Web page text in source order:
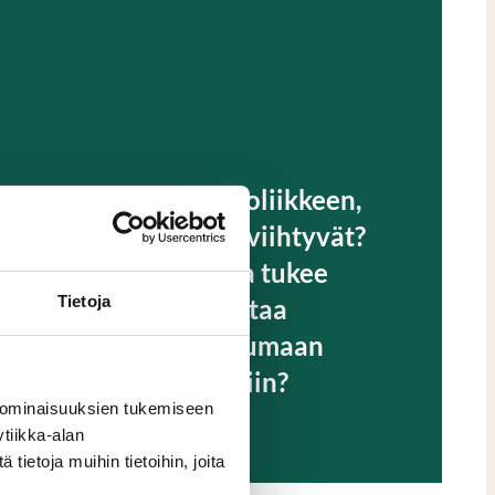
Tietoja
tukemiseen
alan
tietoja muihin tietoihin, joita
Haluatko optikkoliikkeen,
jossa asiakkaasi viihtyvät?
Esillepanon, joka tukee
myyntiä ja innostaa
asiakasta tutustumaan
erilaisiin kehyksiin?
Ota yhteyttä